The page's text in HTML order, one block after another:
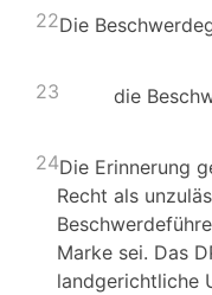
22Die
23 die
24Die Erinnerung
Recht als
Marke sei. Das
landgerichtliche